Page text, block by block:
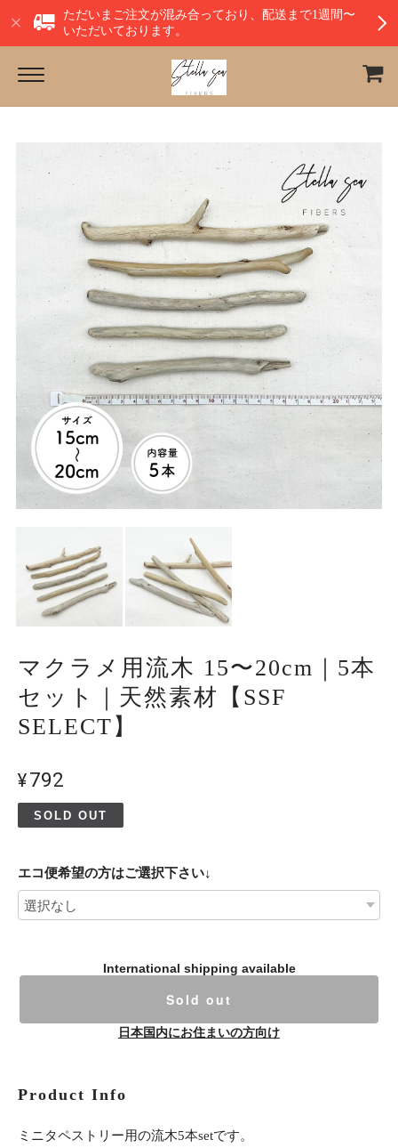
ただいまご注文が混み合っており、配送まで1週間〜
いただいております。
マクラメ用流木 15〜20cm｜5本
セット｜天然素材【SSF
SELECT】
¥792
SOLD OUT
エコ便希望の方はご選択下さい↓
International shipping available
Sold out
日本国内にお住まいの方向け
Product Info
ミニタペストリー用の流木5本setです。